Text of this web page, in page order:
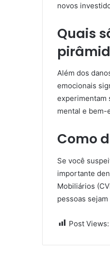
novos
Quais
Além dos
emocionais
experimentam
mental e bem-
Como
Se você
importante
Mobiliários
pessoas
Post Views: